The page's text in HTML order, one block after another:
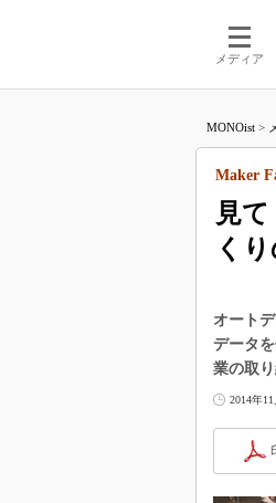
メディア
MONOist >
見
く
Maker
オート
データ
業の取
2014年